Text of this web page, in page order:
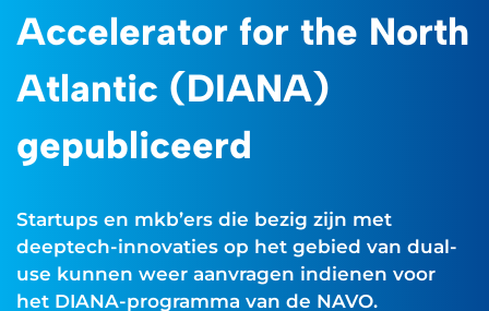
Accelerator for the North
Atlantic (DIANA)
gepubliceerd
Startups en mkb’ers die bezig zijn met
deeptech-innovaties op het gebied van dual-
use kunnen weer aanvragen indienen voor
het DIANA-programma van de NAVO.